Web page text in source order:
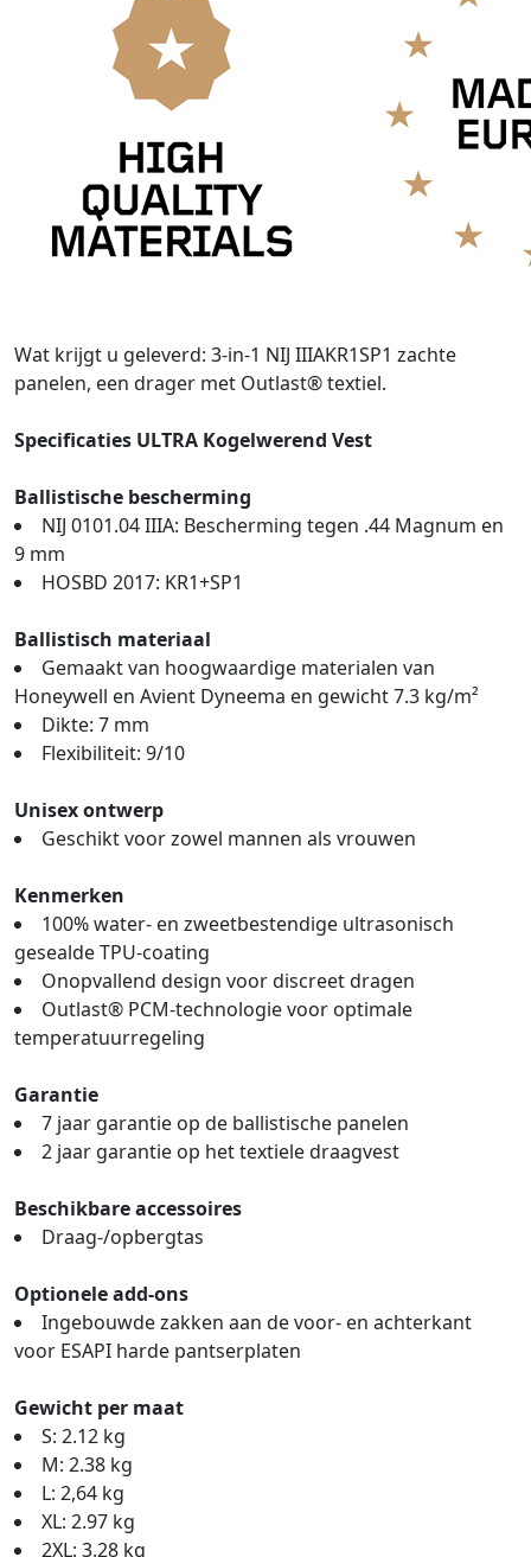
Wat krijgt u geleverd: 3-in-1 NIJ IIIAKR1SP1 zachte
panelen, een drager met Outlast® textiel.
Specificaties ULTRA Kogelwerend Vest
Ballistische bescherming
NIJ 0101.04 IIIA: Bescherming tegen .44 Magnum en
9 mm
HOSBD 2017: KR1+SP1
Ballistisch materiaal
Gemaakt van hoogwaardige materialen van
Honeywell en Avient Dyneema en gewicht 7.3 kg/m²
Dikte: 7 mm
Flexibiliteit: 9/10
Unisex ontwerp
Geschikt voor zowel mannen als vrouwen
Kenmerken
100% water- en zweetbestendige ultrasonisch
gesealde TPU-coating
Onopvallend design voor discreet dragen
Outlast® PCM-technologie voor optimale
temperatuurregeling
Garantie
7 jaar garantie op de ballistische panelen
2 jaar garantie op het textiele draagvest
Beschikbare accessoires
Draag-/opbergtas
Optionele add-ons
Ingebouwde zakken aan de voor- en achterkant
voor ESAPI harde pantserplaten
Gewicht per maat
S: 2.12 kg
M: 2.38 kg
L: 2,64 kg
XL: 2.97 kg
2XL: 3.28 kg